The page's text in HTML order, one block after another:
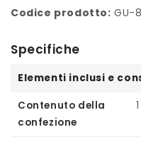
Codice prodotto: GU-
Specifiche
Elementi inclusi e
Contenuto della
confezione